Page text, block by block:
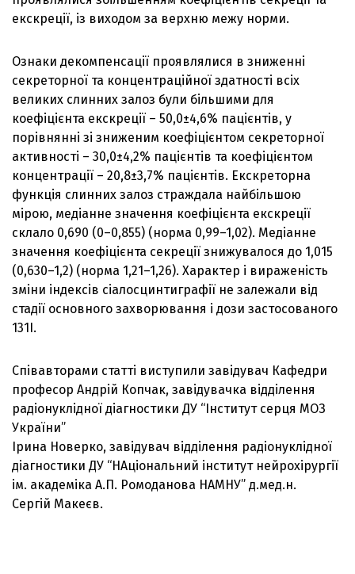
екскреції, із виходом за верхню межу норми.
Ознаки декомпенсації проявлялися в зниженні
секреторної та концентраційної здатності всіх
великих слинних залоз були більшими для
коефіцієнта екскреції – 50,0±4,6% пацієнтів, у
порівнянні зі зниженим коефіцієнтом секреторної
активності – 30,0±4,2% пацієнтів та коефіцієнтом
концентрації – 20,8±3,7% пацієнтів. Екскреторна
функція слинних залоз страждала найбільшою
мірою, медіанне значення коефіцієнта екскреції
склало 0,690 (0–0,855) (норма 0,99–1,02). Медіанне
значення коефіцієнта секреції знижувалося до 1,015
(0,630–1,2) (норма 1,21–1,26). Характер і вираженість
зміни індексів сіалосцинтиграфії не залежали від
стадії основного захворювання і дози застосованого
131I.
Співавторами статті виступили завідувач Кафедри
професор Андрій Копчак, завідувачка відділення
радіонуклідної діагностики ДУ “Інститут серця МОЗ
України”
Ірина Новерко, завідувач відділення радіонуклідної
діагностики ДУ “НАціональний інститут нейрохірургії
ім. академіка А.П. Ромоданова НАМНУ” д.мед.н.
Сергій Макеєв.